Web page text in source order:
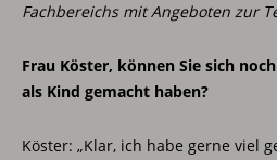
Fachbereichs mit Angeboten zur
Frau Köster, können Sie sich
als Kind gemacht haben?
Köster: „Klar, ich habe gerne viel